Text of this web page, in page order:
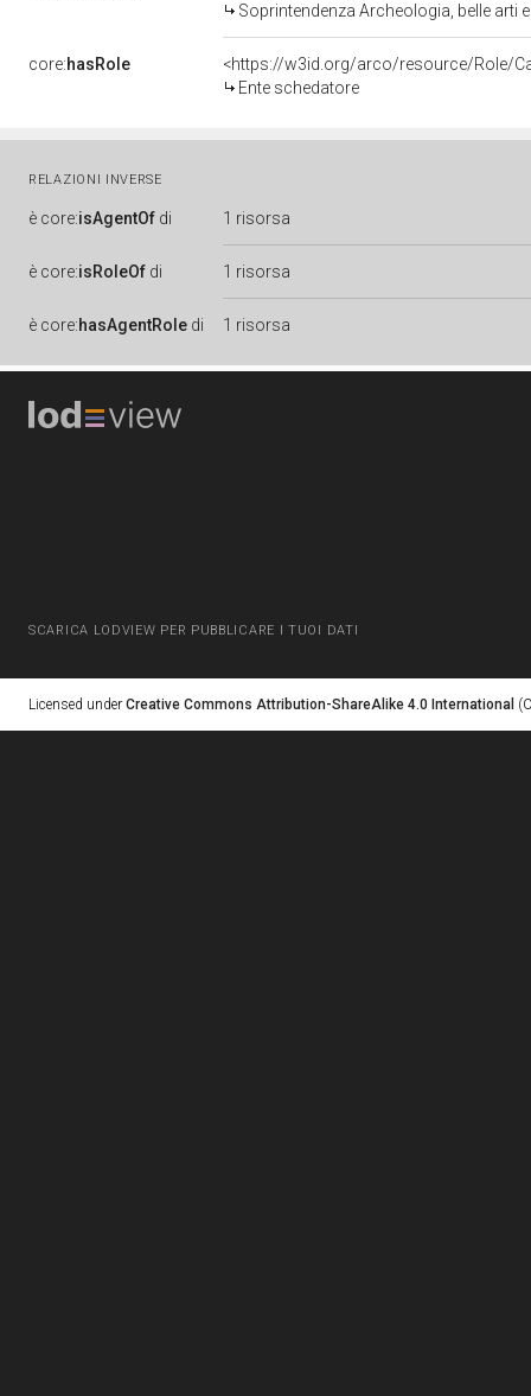
Soprintendenza Archeologia, belle arti
core:hasRole
<https://w3id.org/arco/resource/Role/
Ente schedatore
RELAZIONI INVERSE
è core:isAgentOf di 1 risorsa
è core:isRoleOf di 1 risorsa
è core:hasAgentRole di 1 risorsa
SCARICA LODVIEW PER PUBBLICARE I TUOI DATI
Licensed under Creative Commons Attribution-ShareAlike 4.0 International